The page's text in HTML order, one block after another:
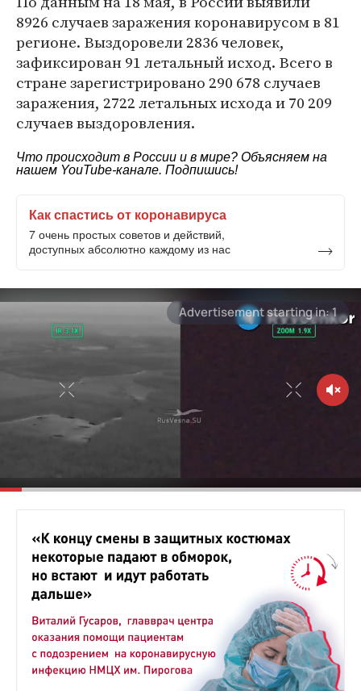
8926 случаев заражения коронавирусом в 81
регионе. Выздоровели 2836 человек,
зафиксирован 91 летальный исход. Всего в
стране зарегистрировано 290 678 случаев
заражения, 2722 летальных исхода и 70 209
случаев выздоровления.
Что происходит в России и в мире? Объясняем на
нашем YouTube-канале. Подпишись!
Как спастись от коронавируса
7 очень простых советов и действий,
доступных абсолютно каждому из нас